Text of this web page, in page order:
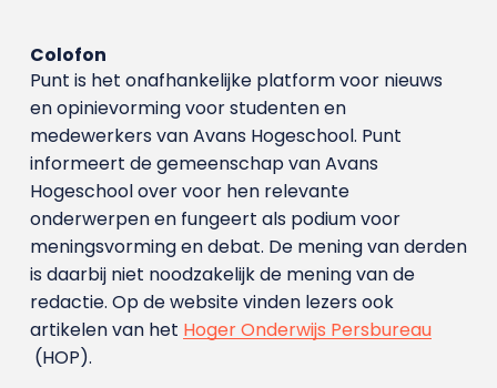
Colofon
Punt is het onafhankelijke platform voor nieuws
en opinievorming voor studenten en
medewerkers van Avans Hoge­school. Punt
informeert de gemeenschap van Avans
Hogeschool over voor hen relevante
onderwerpen en fungeert als podium voor
meningsvorming en debat. De mening van derden
is daarbij niet noodzakelijk de mening van de
redactie. Op de website vinden lezers ook
artikelen van het Hoger Onderwijs Persbureau
(HOP).